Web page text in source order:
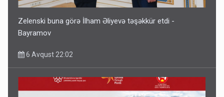
Zelenski buna görə İlham Əliyevə təşəkkür etdi -
Bayramov
6 Avqust 22:02